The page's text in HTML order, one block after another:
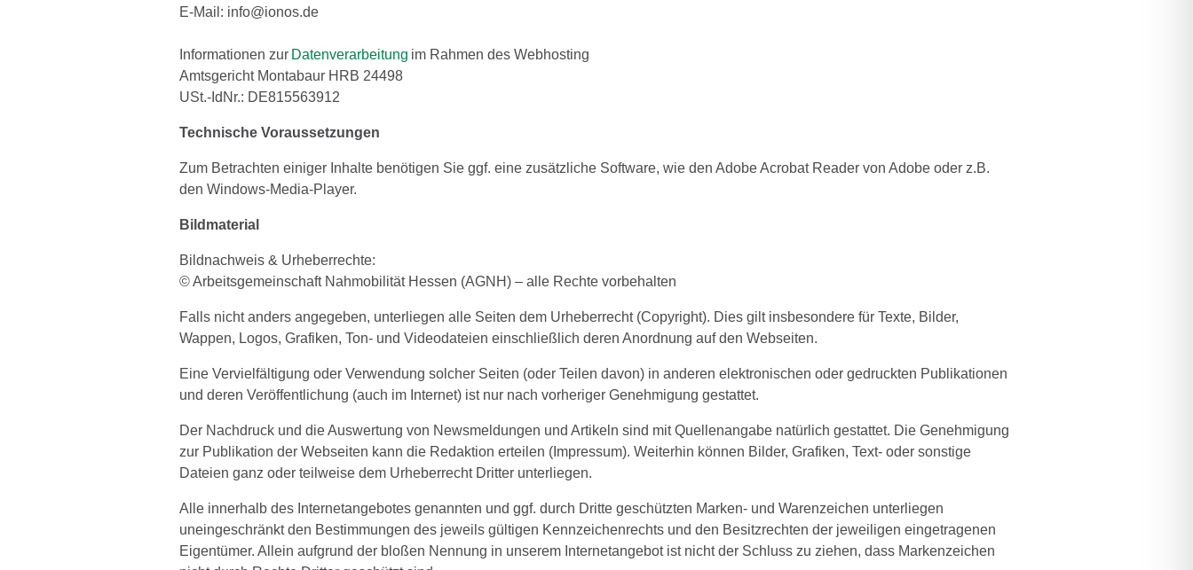
E-Mail: info@ionos.de
Informationen zur Datenverarbeitung im Rahmen des Webhosting
Amtsgericht Montabaur HRB 24498
USt.-IdNr.: DE815563912
Technische Voraussetzungen
Zum Betrachten einiger Inhalte benötigen Sie ggf. eine zusätzliche Software, wie den Adobe Acrobat Reader von Adobe oder z.B.
den Windows-Media-Player.
Bildmaterial
Bildnachweis & Urheberrechte:
© Arbeitsgemeinschaft Nahmobilität Hessen (AGNH) – alle Rechte vorbehalten
Falls nicht anders angegeben, unterliegen alle Seiten dem Urheberrecht (Copyright). Dies gilt insbesondere für Texte, Bilder,
Wappen, Logos, Grafiken, Ton- und Videodateien einschließlich deren Anordnung auf den Webseiten.
Eine Vervielfältigung oder Verwendung solcher Seiten (oder Teilen davon) in anderen elektronischen oder gedruckten Publikationen
und deren Veröffentlichung (auch im Internet) ist nur nach vorheriger Genehmigung gestattet.
Der Nachdruck und die Auswertung von Newsmeldungen und Artikeln sind mit Quellenangabe natürlich gestattet. Die Genehmigung
zur Publikation der Webseiten kann die Redaktion erteilen (Impressum). Weiterhin können Bilder, Grafiken, Text- oder sonstige
Dateien ganz oder teilweise dem Urheberrecht Dritter unterliegen.
Alle innerhalb des Internetangebotes genannten und ggf. durch Dritte geschützten Marken- und Warenzeichen unterliegen
uneingeschränkt den Bestimmungen des jeweils gültigen Kennzeichenrechts und den Besitzrechten der jeweiligen eingetragenen
Eigentümer. Allein aufgrund der bloßen Nennung in unserem Internetangebot ist nicht der Schluss zu ziehen, dass Markenzeichen